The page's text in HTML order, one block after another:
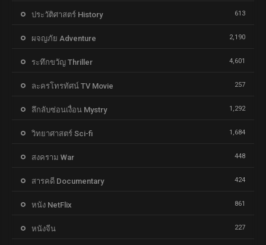
ประวัติศาสตร์ History 613
ผจญภัย Adventure 2,190
ระทึกขวัญ Thriller 4,601
ละครโทรทัศน์ TV Movie 257
ลึกลับซ่อนเงื่อน Mystry 1,292
วิทยาศาสตร์ Sci-fi 1,684
สงคราม War 448
สารคดี Documentary 424
หนัง NetFlix 861
หนังจีน 227